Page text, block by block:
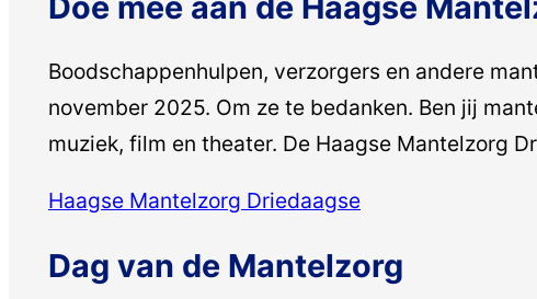
Boodschappenhulpen, verzorgers en andere
november 2025. Om ze te bedanken. Ben jij
muziek, film en theater. De Haagse Mantelzorg
Haagse Mantelzorg Driedaagse
Dag van de Mantelzorg